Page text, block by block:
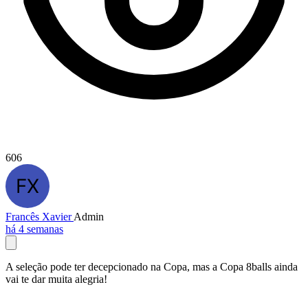
606
Francês XavierAdmin
há 4 semanas
A seleção pode ter decepcionado na Copa, mas a Copa 8balls ainda
vai te dar muita alegria!